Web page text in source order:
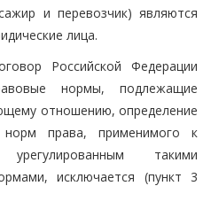
и перевозчик) являются
лица.
Российской Федерации
нормы, подлежащие
отношению, определение
права, применимого к
такими
исключается (пункт 3